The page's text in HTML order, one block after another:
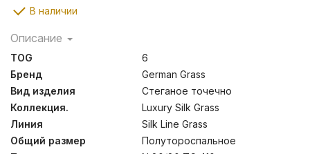
В наличии
Описание
Luxury Silk Grass – это шелковая нежность и
изящество. Нежная и мягкая ткань Sateen Supersoft
искусно подчеркивает шелковистым глянцем всю
прелесть обольстительной коллекции. Эксклюзивная
«точечная» стежка одеял подчеркивает высокое
качество длинного и тонкого природного шелкового
волокна Mulberry. Классические подушки с
двусоставным внутренним наполнителем состоят на
85% из натуральной шелковой оболочки и на 15% из
TOG
6
Бренд
German Grass
Вид изделия
Стеганое точечно
Коллекция.
Luxury Silk Grass
Линия
Silk Line Grass
Общий размер
Полутороспальное